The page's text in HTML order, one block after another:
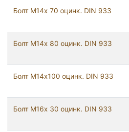
Болт М14х 70 оцинк. DIN 933
Болт М14х 80 оцинк. DIN 933
Болт М14х100 оцинк. DIN 933
Болт М16х 30 оцинк. DIN 933